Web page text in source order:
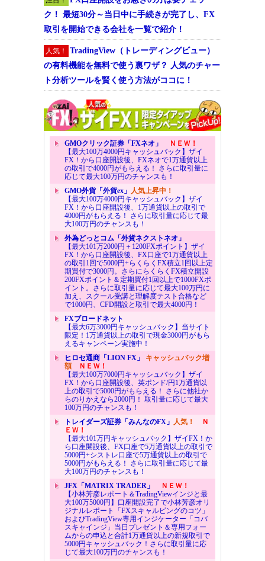
ク！ 最短30分～当日中に手続きが完了し、FX
取引を開始できる会社を一覧で紹介！
人気！
TradingView（トレーディングビュー）
の有料機能を無料で使う裏ワザ？ 人気のチャー
ト分析ツールを賢く使う方法がココに！
GMOクリック証券「FXネオ」
ＮＥＷ！
【最大100万4000円キャッシュバック】ザイ
FX！から口座開設後、FXネオで1万通貨以上
の取引で4000円がもらえる！ さらに取引量に
応じて最大100万円のチャンスも！
GMO外貨「外貨ex」 人気上昇中！
【最大100万4000円キャッシュバック】ザイ
FX！から口座開設後、1万通貨以上の取引で
4000円がもらえる！ さらに取引量に応じて最
大100万円のチャンスも！
外為どっとコム「外貨ネクストネオ」
【最大101万2000円＋1200FXポイント】ザイ
FX！から口座開設後、FX口座で1万通貨以上
の取引1回で5000円+らくらくFX積立1回以上定
期買付で3000円。さらにらくらくFX積立開設
200FXポイント＆定期買付1回以上で1000FXポ
イント。さらに取引量に応じて最大100万円に
加え、スクール受講と理解度テスト合格など
で1000円、CFD開設と取引で最大4000円！
FXブロードネット
【最大6万3000円キャッシュバック】当サイト
限定！1万通貨以上の取引で現金3000円がもら
えるキャンペーン実施中！
ヒロセ通商「LION FX」 キャッシュバック増
額ＮＥＷ！
【最大100万7000円キャッシュバック】ザイ
FX！から口座開設後、英ポンド/円1万通貨以
上の取引で5000円がもらえる！ さらに他社か
らのりかえなら2000円！ 取引量に応じて最大
100万円のチャンスも！
トレイダーズ証券「みんなのFX」 人気！
Ｎ
ＥＷ！
【最大101万円キャッシュバック】ザイFX！か
ら口座開設後、FX口座で5万通貨以上の取引で
5000円+シストレ口座で5万通貨以上の取引で
5000円がもらえる！ さらに取引量に応じて最
大100万円のチャンスも！
JFX「MATRIX TRADER」
ＮＥＷ！
【小林芳彦レポート＆TradingViewインジと最
大100万5000円】口座開設完了で小林芳彦オリ
ジナルレポート「FXスキャルピングのコツ」
およびTradingView専用インジケーター「コバ
スキャインジ」当日プレゼント＆専用フォー
ムからの申込と合計1万通貨以上の新規取引で
5000円キャッシュバック！さらに取引量に応
じて最大100万円のチャンスも！